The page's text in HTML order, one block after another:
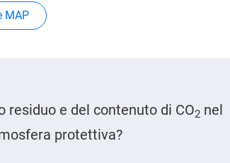
MAP
residuo e del contenuto di CO2nel
protettiva?